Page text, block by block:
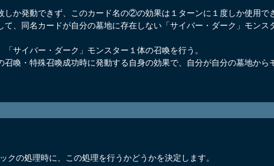
か発動できず、このカード名の②の効果は１ターンに１度しか使用で
、同名カードが自分の墓地に存在しない「サイバー・ダーク」モンス
サイバー・ダーク」モンスター１体の召喚を行う。
喚・特殊召喚成功時に発動する自身の効果で、自分が自分の墓地から
クの処理時に、この処理を行うかどうかを決定します。